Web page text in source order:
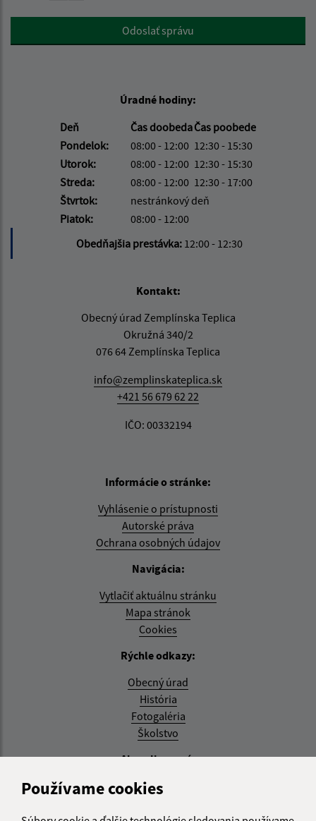
Používame cookies
Google reCaptcha ResponseOdoslať správu
Úradné hodiny:
Deň
Čas doobedaČas poobede
Pondelok:
08:00 - 12:00 12:30 - 15:30
Utorok:
08:00 - 12:00 12:30 - 15:30
Streda:
08:00 - 12:00 12:30 - 17:00
Štvrtok:
nestránkový deň
Piatok:
08:00 - 12:00
Obedňajšia prestávka: 12:00 - 12:30
Kontakt:
Obecný úrad Zemplínska Teplica
Okružná 340/2
076 64 Zemplínska Teplica
info@zemplinskateplica.sk
+421 56 679 62 22
IČO: 00332194
Informácie o stránke:
Vyhlásenie o prístupnosti
Autorské práva
Ochrana osobných údajov
Navigácia:
Vytlačiť aktuálnu stránku
Mapa stránok
Cookies
Rýchle odkazy:
Obecný úrad
História
Fotogaléria
Školstvo
Aktualizované:
04.08.2026 11:27 hod.
RSS